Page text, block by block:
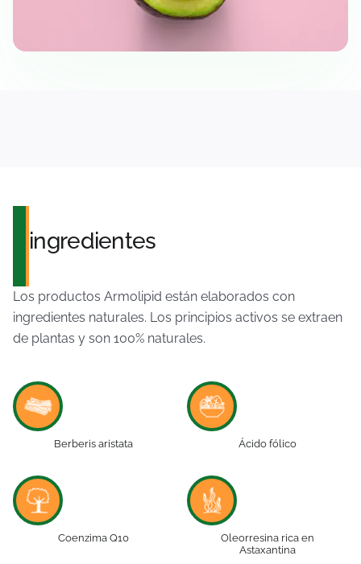
ingredientes
Los productos Armolipid están elaborados con
ingredientes naturales. Los principios activos se extraen
de plantas y son 100% naturales.
Berberis aristata Ácido fólico
Coenzima Q10
Oleorresina rica en
Astaxantina